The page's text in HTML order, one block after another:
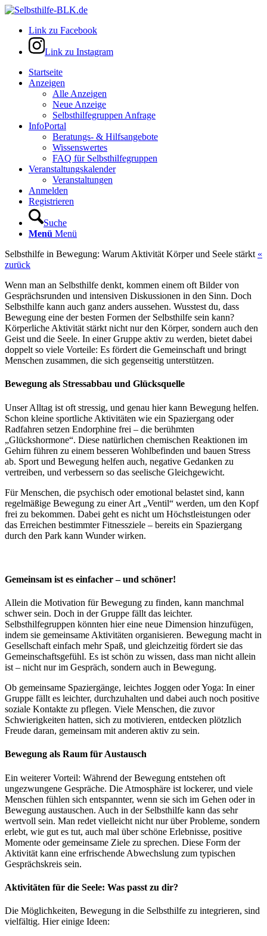
Link zu Facebook
Link zu Instagram
Startseite
Anzeigen
Alle Anzeigen
Neue Anzeige
Selbsthilfegruppen Anfrage
InfoPortal
Beratungs- & Hilfsangebote
Wissenswertes
FAQ für Selbsthilfegruppen
Veranstaltungskalender
Veranstaltungen
Anmelden
Registrieren
Suche
Menü Menü
Selbsthilfe in Bewegung: Warum Aktivität Körper und Seele stärkt «
zurück
Wenn man an Selbsthilfe denkt, kommen einem oft Bilder von
Gesprächsrunden und intensiven Diskussionen in den Sinn. Doch
Selbsthilfe kann auch ganz anders aussehen. Wusstest du, dass
Bewegung eine der besten Formen der Selbsthilfe sein kann?
Körperliche Aktivität stärkt nicht nur den Körper, sondern auch den
Geist und die Seele. In einer Gruppe aktiv zu werden, bietet dabei
doppelt so viele Vorteile: Es fördert die Gemeinschaft und bringt
Menschen zusammen, die sich gegenseitig unterstützen.
Bewegung als Stressabbau und Glücksquelle
Unser Alltag ist oft stressig, und genau hier kann Bewegung helfen.
Schon kleine sportliche Aktivitäten wie ein Spaziergang oder
Radfahren setzen Endorphine frei – die berühmten
„Glückshormone“. Diese natürlichen chemischen Reaktionen im
Gehirn führen zu einem besseren Wohlbefinden und bauen Stress
ab. Sport und Bewegung helfen auch, negative Gedanken zu
vertreiben, und verbessern so das seelische Gleichgewicht.
Für Menschen, die psychisch oder emotional belastet sind, kann
regelmäßige Bewegung zu einer Art „Ventil“ werden, um den Kopf
frei zu bekommen. Dabei geht es nicht um Höchstleistungen oder
das Erreichen bestimmter Fitnessziele – bereits ein Spaziergang
durch den Park kann Wunder wirken.
Gemeinsam ist es einfacher – und schöner!
Allein die Motivation für Bewegung zu finden, kann manchmal
schwer sein. Doch in der Gruppe fällt das leichter.
Selbsthilfegruppen könnten hier eine neue Dimension hinzufügen,
indem sie gemeinsame Aktivitäten organisieren. Bewegung macht in
Gesellschaft einfach mehr Spaß, und gleichzeitig fördert sie das
Gemeinschaftsgefühl. Es ist schön zu wissen, dass man nicht allein
ist – nicht nur im Gespräch, sondern auch in Bewegung.
Ob gemeinsame Spaziergänge, leichtes Joggen oder Yoga: In einer
Gruppe fällt es leichter, durchzuhalten und dabei auch noch positive
soziale Kontakte zu pflegen. Viele Menschen, die zuvor
Schwierigkeiten hatten, sich zu motivieren, entdecken plötzlich
Freude daran, gemeinsam mit anderen aktiv zu sein.
Bewegung als Raum für Austausch
Ein weiterer Vorteil: Während der Bewegung entstehen oft
ungezwungene Gespräche. Die Atmosphäre ist lockerer, und viele
Menschen fühlen sich entspannter, wenn sie sich im Gehen oder in
Bewegung austauschen. Auch in der Selbsthilfe kann das sehr
wertvoll sein. Man redet vielleicht nicht nur über Probleme, sondern
erlebt, wie gut es tut, auch mal über schöne Erlebnisse, positive
Momente oder gemeinsame Ziele zu sprechen. Diese Form der
Aktivität kann eine erfrischende Abwechslung zum typischen
Gesprächskreis sein.
Aktivitäten für die Seele: Was passt zu dir?
Die Möglichkeiten, Bewegung in die Selbsthilfe zu integrieren, sind
vielfältig. Hier einige Ideen: